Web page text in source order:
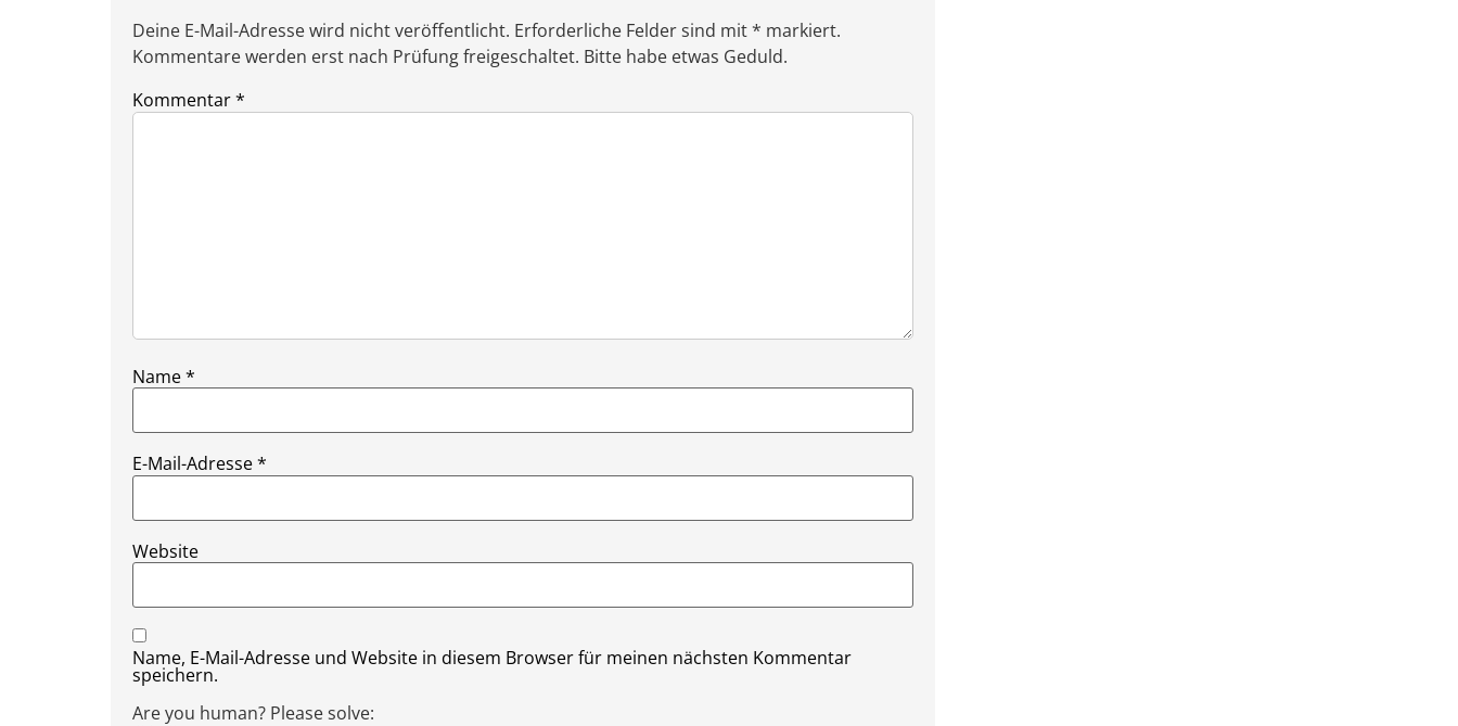
Deine E-Mail-Adresse wird nicht veröffentlicht. Erforderliche Felder sind mit * markiert.
Kommentare werden erst nach Prüfung freigeschaltet. Bitte habe etwas Geduld.
Kommentar*
Name*
E-Mail-Adresse*
Website
Name, E-Mail-Adresse und Website in diesem Browser für meinen nächsten Kommentar
speichern.
Are you human? Please solve: